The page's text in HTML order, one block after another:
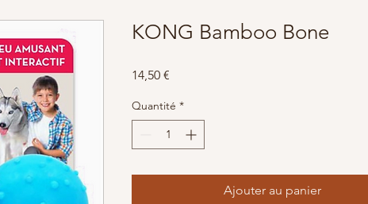
KONG Bamboo Bone
14,50 €
Quantité *
Ajouter au panier